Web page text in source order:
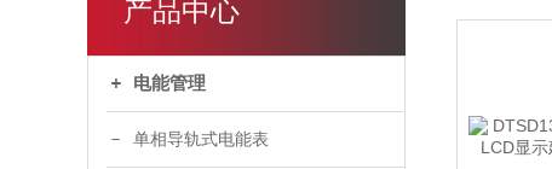
产品中心
电能管理
单相导轨式电能表